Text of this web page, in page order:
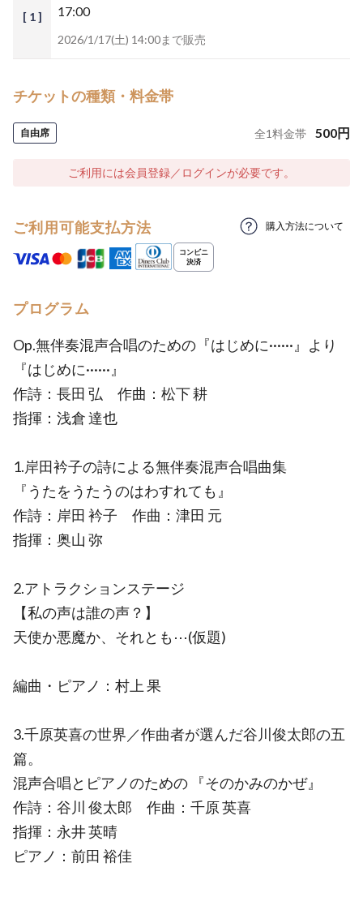
[ 1 ]
17:00
2026/1/17(土) 14:00まで販売
チケットの種類・料金帯
自由席 全1料金帯 500円
ご利用には会員登録／ログインが必要です。
ご利用可能支払方法 購入方法について
プログラム
Op.無伴奏混声合唱のための『はじめに······』より
『はじめに······』
作詩：長田 弘 作曲：松下 耕
指揮：浅倉 達也
1.岸田衿子の詩による無伴奏混声合唱曲集
『うたをうたうのはわすれても』
作詩：岸田 衿子 作曲：津田 元
指揮：奥山 弥
2.アトラクションステージ
【私の声は誰の声？】
天使か悪魔か、それとも⋯(仮題)
編曲・ピアノ：村上 果
3.千原英喜の世界／作曲者が選んだ谷川俊太郎の五
篇。
混声合唱とピアノのための 『そのかみのかぜ』
作詩：谷川 俊太郎 作曲：千原 英喜
指揮：永井 英晴
ピアノ：前田 裕佳